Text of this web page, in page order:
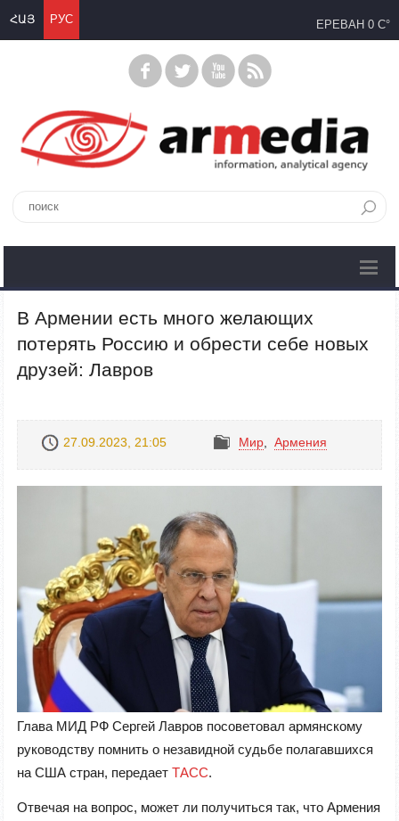
ՀԱՅ РУС ЕРЕВАН 0 C°
В Армении есть много желающих
потерять Россию и обрести себе новых
друзей: Лавров
27.09.2023, 21:05 Mир Армения
Глава МИД РФ Сергей Лавров посоветовал армянскому
руководству помнить о незавидной судьбе полагавшихся
на США стран, передает ТАСС.
Отвечая на вопрос, может ли получиться так, что Армения